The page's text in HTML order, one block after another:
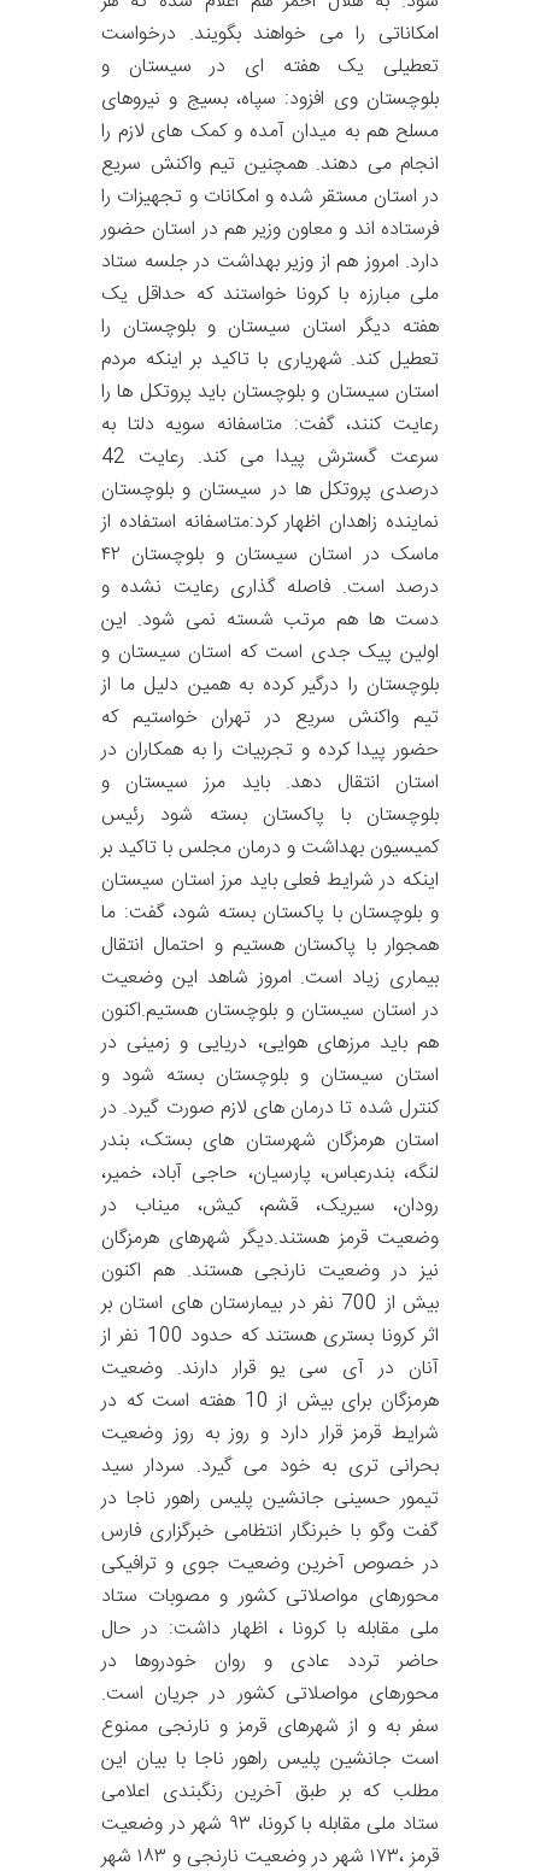
امکاناتی را می خواهند بگویند. درخواست
تعطیلی یک هفته ای در سیستان و
بلوچستان وی افزود: سپاه، بسیج و نیروهای
مسلح هم به میدان آمده و کمک های لازم را
انجام می دهند. همچنین تیم واکنش سریع
در استان مستقر شده و امکانات و تجهیزات را
فرستاده اند و معاون وزیر هم در استان حضور
دارد. امروز هم از وزیر بهداشت در جلسه ستاد
ملی مبارزه با کرونا خواستند که حداقل یک
هفته دیگر استان سیستان و بلوچستان را
تعطیل کند. شهریاری با تاکید بر اینکه مردم
استان سیستان و بلوچستان باید پروتکل ها را
رعایت کنند، گفت: متاسفانه سویه دلتا به
سرعت گسترش پیدا می کند. رعایت 42
درصدی پروتکل ها در سیستان و بلوچستان
نماینده زاهدان اظهار کرد:متاسفانه استفاده از
ماسک در استان سیستان و بلوچستان ۴۲
درصد است. فاصله گذاری رعایت نشده و
دست ها هم مرتب شسته نمی شود. این
اولین پیک جدی است که استان سیستان و
بلوچستان را درگیر کرده به همین دلیل ما از
تیم واکنش سریع در تهران خواستیم که
حضور پیدا کرده و تجربیات را به همکاران در
استان انتقال دهد. باید مرز سیستان و
بلوچستان با پاکستان بسته شود رئیس
کمیسیون بهداشت و درمان مجلس با تاکید بر
اینکه در شرایط فعلی باید مرز استان سیستان
و بلوچستان با پاکستان بسته شود، گفت: ما
همجوار با پاکستان هستیم و احتمال انتقال
بیماری زیاد است. امروز شاهد این وضعیت
در استان سیستان و بلوچستان هستیم.اکنون
هم باید مرزهای هوایی، دریایی و زمینی در
استان سیستان و بلوچستان بسته شود و
کنترل شده تا درمان های لازم صورت گیرد. در
استان هرمزگان شهرستان های بستک، بندر
لنگه، بندرعباس، پارسیان، حاجی آباد، خمیر،
رودان، سیریک، قشم، کیش، میناب در
وضعیت قرمز هستند.دیگر شهرهای هرمزگان
نیز در وضعیت نارنجی هستند. هم اکنون
بیش از 700 نفر در بیمارستان های استان بر
اثر کرونا بستری هستند که حدود 100 نفر از
آنان در آی سی یو قرار دارند. وضعیت
هرمزگان برای بیش از 10 هفته است که در
شرایط قرمز قرار دارد و روز به روز وضعیت
بحرانی تری به خود می گیرد. سردار سید
تیمور حسینی جانشین پلیس راهور ناجا در
گفت وگو با خبرنگار انتظامی خبرگزاری فارس
در خصوص آخرین وضعیت جوی و ترافیکی
محورهای مواصلاتی کشور و مصوبات ستاد
ملی مقابله با کرونا ، اظهار داشت: در حال
حاضر تردد عادی و روان خودروها در
محورهای مواصلاتی کشور در جریان است.
سفر به و از شهرهای قرمز و نارنجی ممنوع
است جانشین پلیس راهور ناجا با بیان این
مطلب که بر طبق آخرین رنگبندی اعلامی
ستاد ملی مقابله با کرونا، ۹۳ شهر در وضعیت
قرمز ،۱۷۳ شهر در وضعیت نارنجی و ۱۸۳ شهر